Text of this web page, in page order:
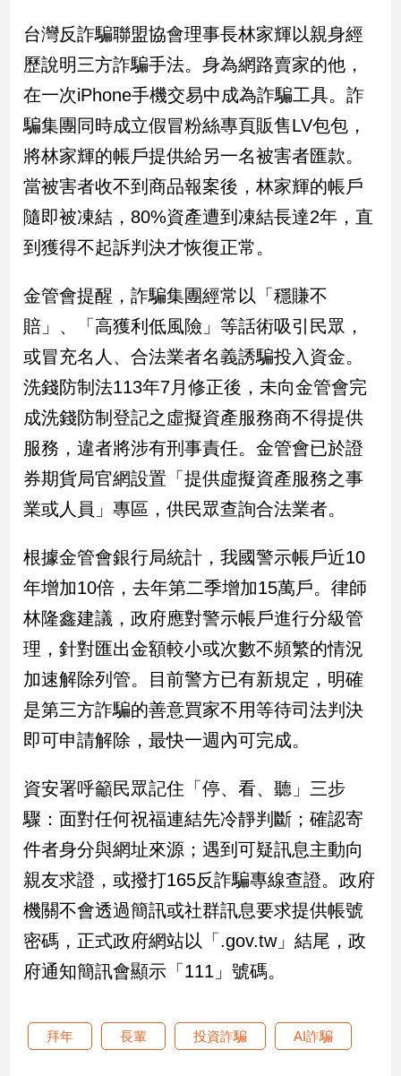
娛
樂
娛
樂
星
聞
流
行/
時
尚
星
生
活
建
築/
內
設
計
旅
遊/
美
星
座/
命
理
消
費
康/
親
子/
情
藝
術
／
文
創
／
薦
台灣反詐騙聯盟協會理事長林家輝以親身經
歷說明三方詐騙手法。身為網路賣家的他，
在一次iPhone手機交易中成為詐騙工具。詐
騙集團同時成立假冒粉絲專頁販售LV包包，
將林家輝的帳戶提供給另一名被害者匯款。
當被害者收不到商品報案後，林家輝的帳戶
隨即被凍結，80%資產遭到凍結長達2年，直
到獲得不起訴判決才恢復正常。
金管會提醒，詐騙集團經常以「穩賺不
賠」、「高獲利低風險」等話術吸引民眾，
或冒充名人、合法業者名義誘騙投入資金。
洗錢防制法113年7月修正後，未向金管會完
成洗錢防制登記之虛擬資產服務商不得提供
服務，違者將涉有刑事責任。金管會已於證
券期貨局官網設置「提供虛擬資產服務之事
業或人員」專區，供民眾查詢合法業者。
根據金管會銀行局統計，我國警示帳戶近10
年增加10倍，去年第二季增加15萬戶。律師
林隆鑫建議，政府應對警示帳戶進行分級管
理，針對匯出金額較小或次數不頻繁的情況
加速解除列管。目前警方已有新規定，明確
是第三方詐騙的善意買家不用等待司法判決
即可申請解除，最快一週內可完成。
資安署呼籲民眾記住「停、看、聽」三步
驟：面對任何祝福連結先冷靜判斷；確認寄
件者身分與網址來源；遇到可疑訊息主動向
親友求證，或撥打165反詐騙專線查證。政府
機關不會透過簡訊或社群訊息要求提供帳號
密碼，正式政府網站以「.gov.tw」結尾，政
府通知簡訊會顯示「111」號碼。
拜年 長輩 投資詐騙 AI詐騙